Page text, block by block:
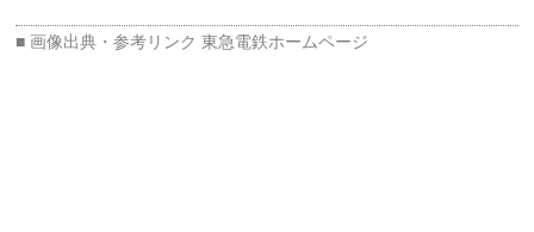
東急電鉄ホームページ